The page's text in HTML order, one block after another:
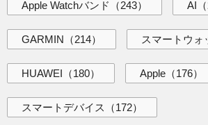
Apple Watchバンド （243） AI
GARMIN （214） スマートウォ
HUAWEI （180） Apple （176）
スマートデバイス （172）